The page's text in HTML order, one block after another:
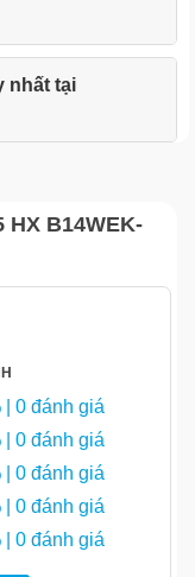
nhất tại
HX B14WEK-
| 0 đánh giá
| 0 đánh giá
| 0 đánh giá
| 0 đánh giá
| 0 đánh giá